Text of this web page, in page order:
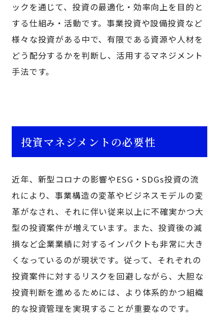
ックを通じて、投資の最適化・効率向上を目的と
する仕組み・活動です。事業投資や設備投資など
様々な投資がある中で、有限である資源や人材を
どう配分するかを判断し、活用するマネジメント
手法です。
投資マネジメントの必要性
近年、新型コロナの影響やESG・SDGs投資の流
れにより、事業構造の変革やビジネスモデルの変
革がなされ、それに伴い従来以上に不確実かつ大
型の投資案件が増えています。また、投資後の減
損など企業業績に対するインパクトも非常に大き
くなっているのが現状です。従って、それぞれの
投資案件に対するリスクを回避しながら、大胆な
投資判断を進めるためには、より体系的かつ組織
的な投資管理を実現することが重要なのです。